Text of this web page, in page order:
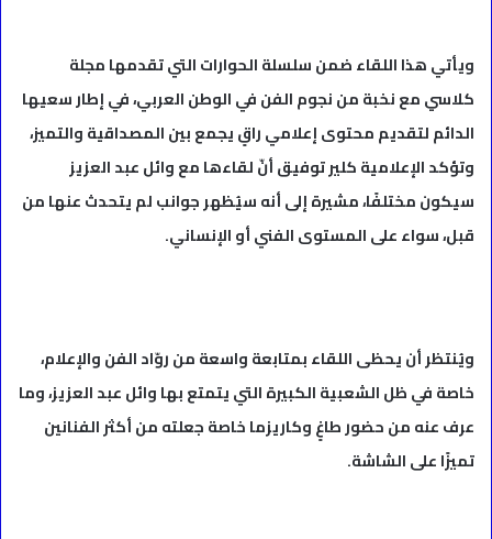
ويأتي هذا اللقاء ضمن سلسلة الحوارات التي تقدمها مجلة
كلاسي مع نخبة من نجوم الفن في الوطن العربي، في إطار سعيها
الدائم لتقديم محتوى إعلامي راقٍ يجمع بين المصداقية والتميز،
وتؤكد الإعلامية كلير توفيق أنّ لقاءها مع وائل عبد العزيز
سيكون مختلفًا، مشيرة إلى أنه سيُظهر جوانب لم يتحدث عنها من
قبل، سواء على المستوى الفني أو الإنساني.
ويُنتظر أن يحظى اللقاء بمتابعة واسعة من روّاد الفن والإعلام،
خاصة في ظل الشعبية الكبيرة التي يتمتع بها وائل عبد العزيز، وما
عرف عنه من حضور طاغٍ وكاريزما خاصة جعلته من أكثر الفنانين
تميزًا على الشاشة.